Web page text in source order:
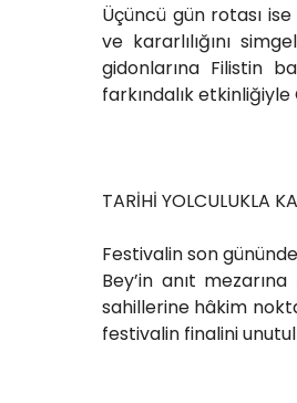
Üçüncü gün rotası
ve kararlılığını
gidonlarına Filistin
farkındalık
TARİHİ YOLCULUKLA
Festivalin son
Bey’in anıt
sahillerine hâkim
festivalin finalini